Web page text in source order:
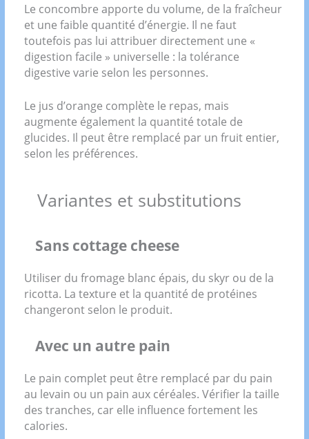
Le concombre apporte du volume, de la fraîcheur
et une faible quantité d’énergie. Il ne faut
toutefois pas lui attribuer directement une «
digestion facile » universelle : la tolérance
digestive varie selon les personnes.
Le jus d’orange complète le repas, mais
augmente également la quantité totale de
glucides. Il peut être remplacé par un fruit entier,
selon les préférences.
Variantes et substitutions
Sans cottage cheese
Utiliser du fromage blanc épais, du skyr ou de la
ricotta. La texture et la quantité de protéines
changeront selon le produit.
Avec un autre pain
Le pain complet peut être remplacé par du pain
au levain ou un pain aux céréales. Vérifier la taille
des tranches, car elle influence fortement les
calories.